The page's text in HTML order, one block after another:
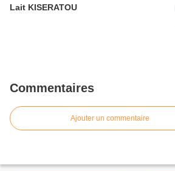
Lait KISERATOU
Commentaires
Ajouter un commentaire